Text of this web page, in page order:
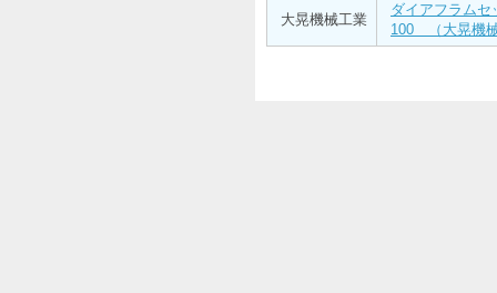
大晃機械工業
ダイアフラムセ
100 （大晃機